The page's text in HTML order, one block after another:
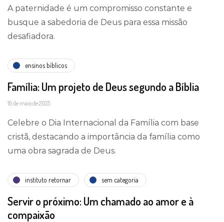
A paternidade é um compromisso constante e
busque a sabedoria de Deus para essa missão
desafiadora.
ensinos bíblicos
Família: Um projeto de Deus segundo a Bíblia
19 de maio de 2025
Celebre o Dia Internacional da Família com base
cristã, destacando a importância da família como
uma obra sagrada de Deus.
instituto retornar sem categoria
Servir o próximo: Um chamado ao amor e à
compaixão